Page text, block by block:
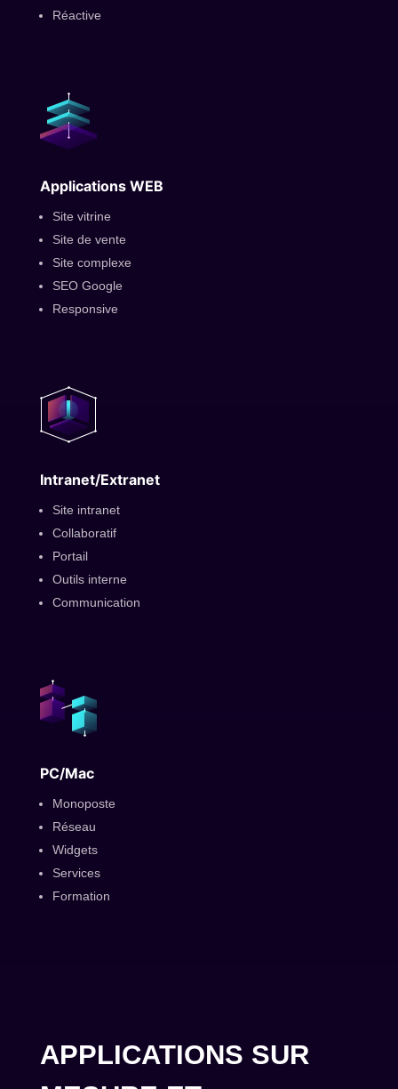
Réactive
Applications WEB
Site vitrine
Site de vente
Site complexe
SEO Google
Responsive
Intranet/Extranet
Site intranet
Collaboratif
Portail
Outils interne
Communication
PC/Mac
Monoposte
Réseau
Widgets
Services
Formation
APPLICATIONS SUR